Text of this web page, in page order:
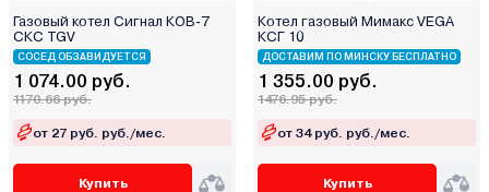
Газовый котел Сигнал КОВ-7
СКC TGV
СОСЕД ОБЗАВИДУЕТСЯ
1 074.00 руб.
1170.66 руб.
от 27 руб. руб./мес.
Купить
Котел газовый Мимакс VEGA
КСГ 10
ДОСТАВИМ ПО МИНСКУ БЕСПЛАТНО
1 355.00 руб.
1476.95 руб.
от 34 руб. руб./мес.
Купить